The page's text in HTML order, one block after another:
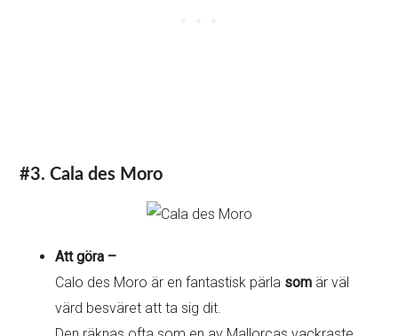
#3. Cala des Moro
Att göra –
Calo des Moro är en fantastisk pärla som är väl
värd besväret att ta sig dit.